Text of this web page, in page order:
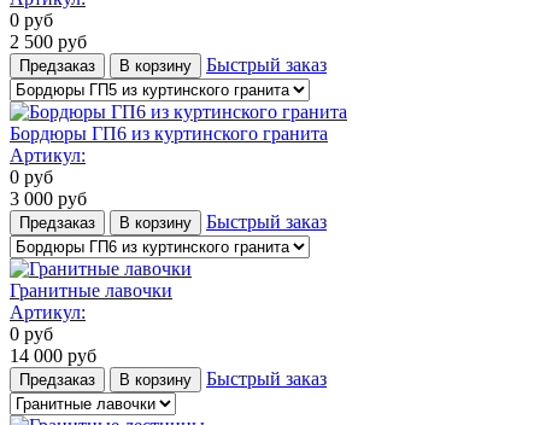
0 руб
2 500 руб
Предзаказ В корзину Быстрый заказ
Бордюры ГП6 из куртинского гранита
Артикул:
0 руб
3 000 руб
Предзаказ В корзину Быстрый заказ
Гранитные лавочки
Артикул:
0 руб
14 000 руб
Предзаказ В корзину Быстрый заказ